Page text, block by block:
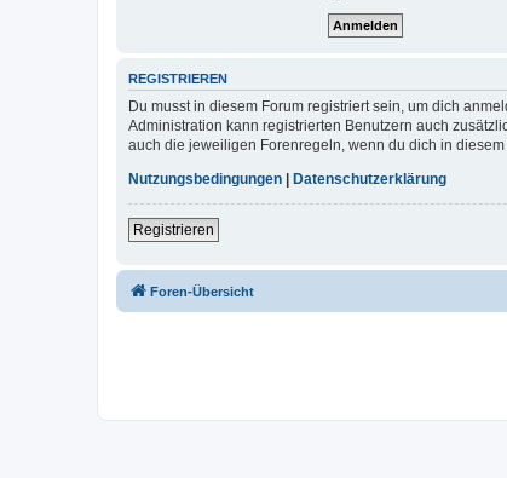
REGISTRIEREN
Du musst in diesem Forum registriert sein, um dich
Administration kann registrierten Benutzern auch
auch die jeweiligen Forenregeln, wenn du dich in
Nutzungsbedingungen
Datenschutzerklärung
Registrieren
Foren-Übersicht